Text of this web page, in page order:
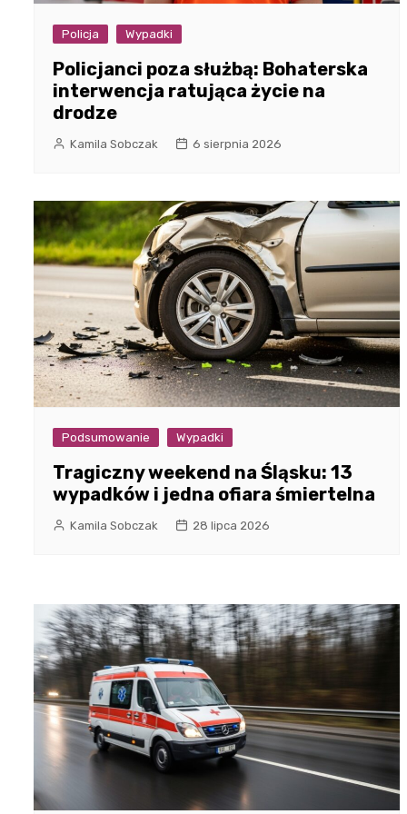
Policja Wypadki
Policjanci poza służbą: Bohaterska
interwencja ratująca życie na
drodze
Kamila Sobczak 6 sierpnia 2026
Podsumowanie Wypadki
Tragiczny weekend na Śląsku: 13
wypadków i jedna ofiara śmiertelna
Kamila Sobczak 28 lipca 2026